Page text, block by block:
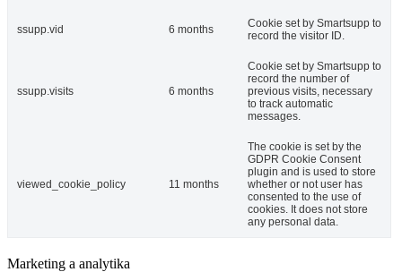
ssupp.vid 6 months
Cookie set by Smartsupp to
record the visitor ID.
ssupp.visits 6 months
Cookie set by Smartsupp to
record the number of
previous visits, necessary
to track automatic
messages.
viewed_cookie_policy 11 months
The cookie is set by the
GDPR Cookie Consent
plugin and is used to store
whether or not user has
consented to the use of
cookies. It does not store
any personal data.
Marketing a analytika